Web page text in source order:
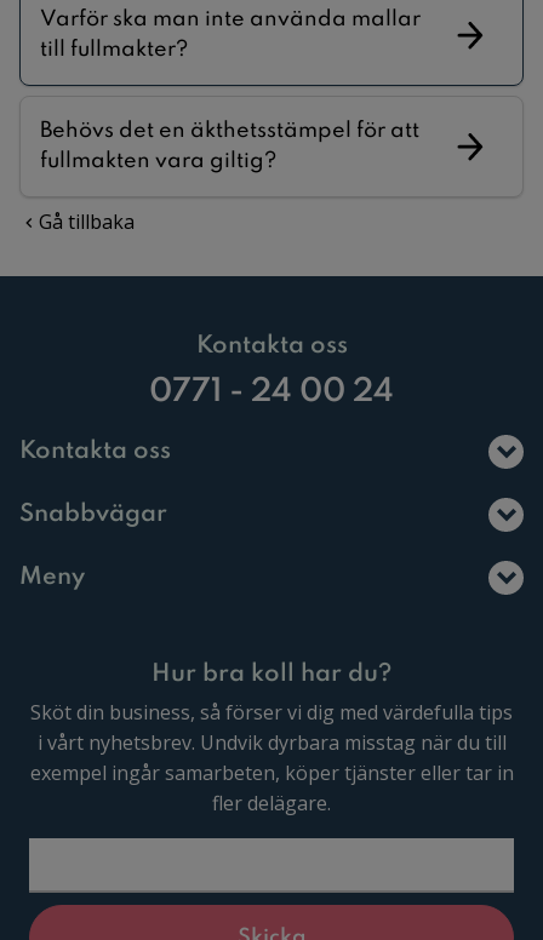
Varför ska man inte använda mallar
till fullmakter?
Behövs det en äkthetsstämpel för att
fullmakten vara giltig?
Gå tillbaka
Kontakta oss
0771 - 24 00 24
Kontakta oss
Snabbvägar
Meny
Hur bra koll har du?
Sköt din business, så förser vi dig med värdefulla tips
i vårt nyhetsbrev. Undvik dyrbara misstag när du till
exempel ingår samarbeten, köper tjänster eller tar in
fler delägare.